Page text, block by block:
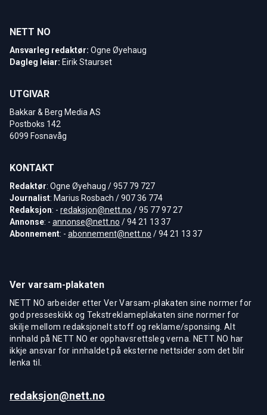
NETT NO
Ansvarleg redaktør: Ogne Øyehaug
Dagleg leiar: Eirik Staurset
UTGIVAR
Bakkar & Berg Media AS
Postboks 142
6099 Fosnavåg
KONTAKT
Redaktør: Ogne Øyehaug / 957 79 727
Journalist: Marius Rosbach / 907 36 774
Redaksjon: - redaksjon@nett.no / 95 77 97 27
Annonse: - annonse@nett.no / 94 21 13 37
Abonnement: - abonnement@nett.no / 94 21 13 37
Ver varsam-plakaten
NETT NO arbeider etter Ver Varsam-plakaten sine normer for
god presseskikk og Tekstreklameplakaten sine normer for
skilje mellom redaksjonelt stoff og reklame/sponsing. Alt
innhald på NETT NO er opphavsrettsleg verna. NETT NO har
ikkje ansvar for innhaldet på eksterne nettsider som det blir
lenka til.
redaksjon@nett.no